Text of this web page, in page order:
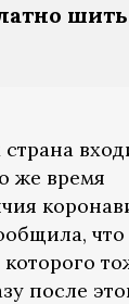
шить
же время
что
после